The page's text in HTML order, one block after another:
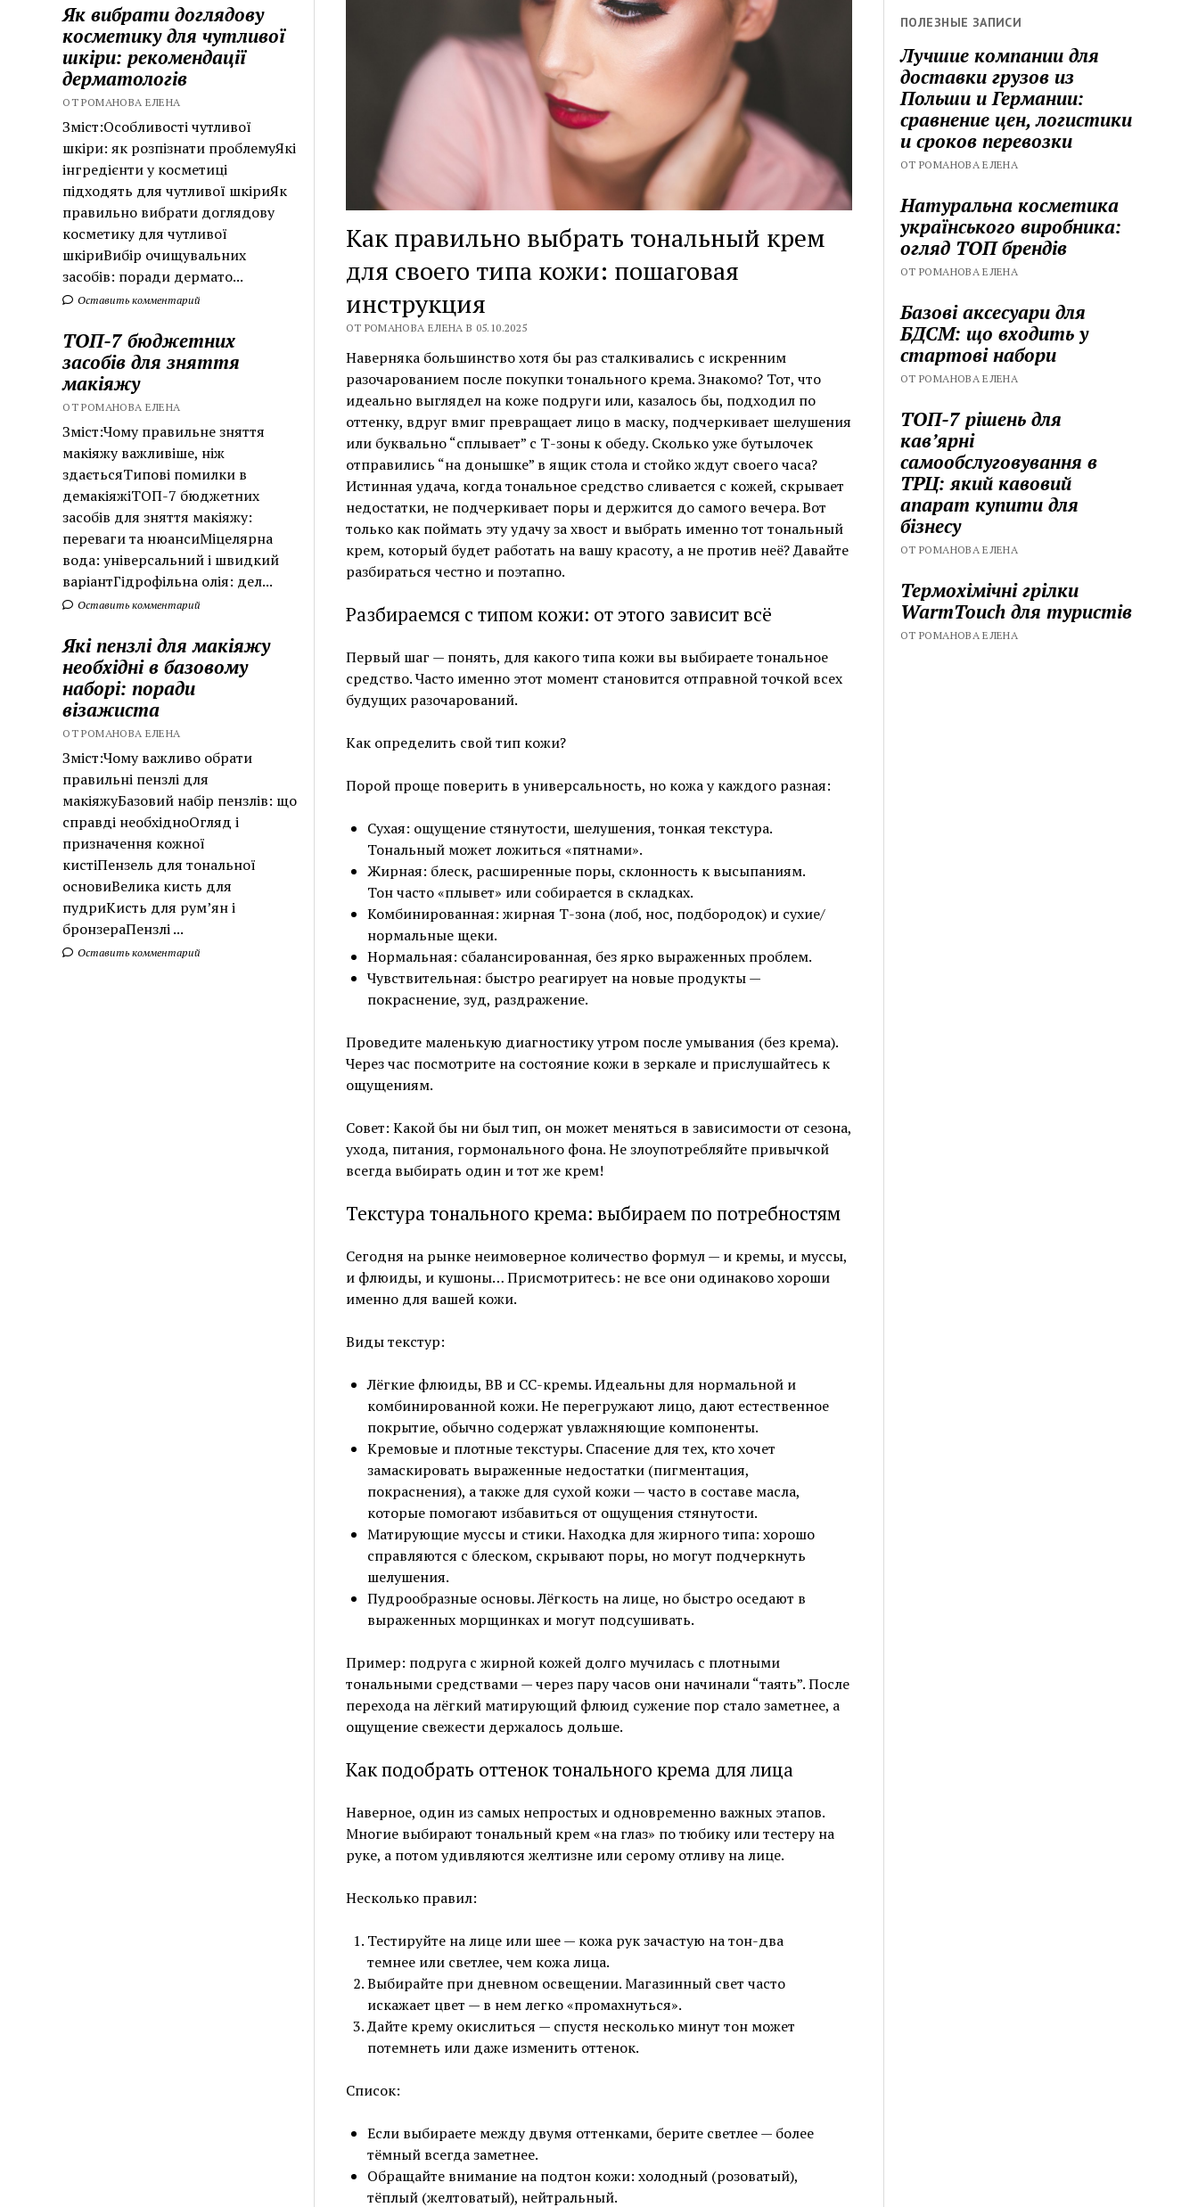
Як вибрати доглядову
косметику для чутливої
шкіри: рекомендації
дерматологів
ОТ РОМАНОВА ЕЛЕНА
Зміст:Особливості чутливої
шкіри: як розпізнати проблемуЯкі
інгредієнти у косметиці
підходять для чутливої шкіриЯк
правильно вибрати доглядову
косметику для чутливої
шкіриВибір очищувальних
засобів: поради дермато...
Оставить комментарий
ТОП-7 бюджетних
засобів для зняття
макіяжу
ОТ РОМАНОВА ЕЛЕНА
Зміст:Чому правильне зняття
макіяжу важливіше, ніж
здаєтьсяТипові помилки в
демакіяжіТОП-7 бюджетних
засобів для зняття макіяжу:
переваги та нюансиМіцелярна
вода: універсальний і швидкий
варіантГідрофільна олія: дел...
Оставить комментарий
Які пензлі для макіяжу
необхідні в базовому
наборі: поради
візажиста
ОТ РОМАНОВА ЕЛЕНА
Зміст:Чому важливо обрати
правильні пензлі для
макіяжуБазовий набір пензлів: що
справді необхідноОгляд і
призначення кожної
кистіПензель для тональної
основиВелика кисть для
пудриКисть для рум’ян і
бронзераПензлі ...
Оставить комментарий
Как правильно выбрать тональный крем
для своего типа кожи: пошаговая
инструкция
ОТ РОМАНОВА ЕЛЕНА В 05.10.2025
Наверняка большинство хотя бы раз сталкивались с искренним
разочарованием после покупки тонального крема. Знакомо? Тот, что
идеально выглядел на коже подруги или, казалось бы, подходил по
оттенку, вдруг вмиг превращает лицо в маску, подчеркивает шелушения
или буквально “сплывает” с Т-зоны к обеду. Сколько уже бутылочек
отправились “на донышке” в ящик стола и стойко ждут своего часа?
Истинная удача, когда тональное средство сливается с кожей, скрывает
недостатки, не подчеркивает поры и держится до самого вечера. Вот
только как поймать эту удачу за хвост и выбрать именно тот тональный
крем, который будет работать на вашу красоту, а не против неё? Давайте
разбираться честно и поэтапно.
Разбираемся с типом кожи: от этого зависит всё
Первый шаг — понять, для какого типа кожи вы выбираете тональное
средство. Часто именно этот момент становится отправной точкой всех
будущих разочарований.
Как определить свой тип кожи?
Порой проще поверить в универсальность, но кожа у каждого разная:
Сухая: ощущение стянутости, шелушения, тонкая текстура.
Тональный может ложиться «пятнами».
Жирная: блеск, расширенные поры, склонность к высыпаниям.
Тон часто «плывет» или собирается в складках.
Комбинированная: жирная Т-зона (лоб, нос, подбородок) и сухие/
нормальные щеки.
Нормальная: сбалансированная, без ярко выраженных проблем.
Чувствительная: быстро реагирует на новые продукты —
покраснение, зуд, раздражение.
Проведите маленькую диагностику утром после умывания (без крема).
Через час посмотрите на состояние кожи в зеркале и прислушайтесь к
ощущениям.
Совет: Какой бы ни был тип, он может меняться в зависимости от сезона,
ухода, питания, гормонального фона. Не злоупотребляйте привычкой
всегда выбирать один и тот же крем!
Текстура тонального крема: выбираем по потребностям
Сегодня на рынке неимоверное количество формул — и кремы, и муссы,
и флюиды, и кушоны… Присмотритесь: не все они одинаково хороши
именно для вашей кожи.
Виды текстур:
Лёгкие флюиды, BB и CC-кремы. Идеальны для нормальной и
комбинированной кожи. Не перегружают лицо, дают естественное
покрытие, обычно содержат увлажняющие компоненты.
Кремовые и плотные текстуры. Спасение для тех, кто хочет
замаскировать выраженные недостатки (пигментация,
покраснения), а также для сухой кожи — часто в составе масла,
которые помогают избавиться от ощущения стянутости.
Матирующие муссы и стики. Находка для жирного типа: хорошо
справляются с блеском, скрывают поры, но могут подчеркнуть
шелушения.
Пудрообразные основы. Лёгкость на лице, но быстро оседают в
выраженных морщинках и могут подсушивать.
Пример: подруга с жирной кожей долго мучилась с плотными
тональными средствами — через пару часов они начинали “таять”. После
перехода на лёгкий матирующий флюид сужение пор стало заметнее, а
ощущение свежести держалось дольше.
Как подобрать оттенок тонального крема для лица
Наверное, один из самых непростых и одновременно важных этапов.
Многие выбирают тональный крем «на глаз» по тюбику или тестеру на
руке, а потом удивляются желтизне или серому отливу на лице.
Несколько правил:
Тестируйте на лице или шее — кожа рук зачастую на тон-два
темнее или светлее, чем кожа лица.
Выбирайте при дневном освещении. Магазинный свет часто
искажает цвет — в нем легко «промахнуться».
Дайте крему окислиться — спустя несколько минут тон может
потемнеть или даже изменить оттенок.
Список:
Если выбираете между двумя оттенками, берите светлее — более
тёмный всегда заметнее.
Обращайте внимание на подтон кожи: холодный (розоватый),
тёплый (желтоватый), нейтральный.
ПОЛЕЗНЫЕ ЗАПИСИ
Лучшие компании для
доставки грузов из
Польши и Германии:
сравнение цен, логистики
и сроков перевозки
ОТ РОМАНОВА ЕЛЕНА
Натуральна косметика
українського виробника:
огляд ТОП брендів
ОТ РОМАНОВА ЕЛЕНА
Базові аксесуари для
БДСМ: що входить у
стартові набори
ОТ РОМАНОВА ЕЛЕНА
ТОП-7 рішень для
кавʼярні
самообслуговування в
ТРЦ: який кавовий
апарат купити для
бізнесу
ОТ РОМАНОВА ЕЛЕНА
Термохімічні грілки
WarmTouch для туристів
ОТ РОМАНОВА ЕЛЕНА